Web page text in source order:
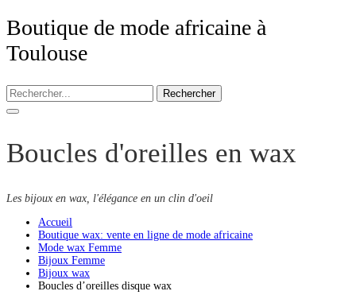
Boutique de mode africaine à
Toulouse
Rechercher
Boucles d'oreilles en wax
Les bijoux en wax, l'élégance en un clin d'oeil
Accueil
Boutique wax: vente en ligne de mode africaine
Mode wax Femme
Bijoux Femme
Bijoux wax
Boucles d’oreilles disque wax